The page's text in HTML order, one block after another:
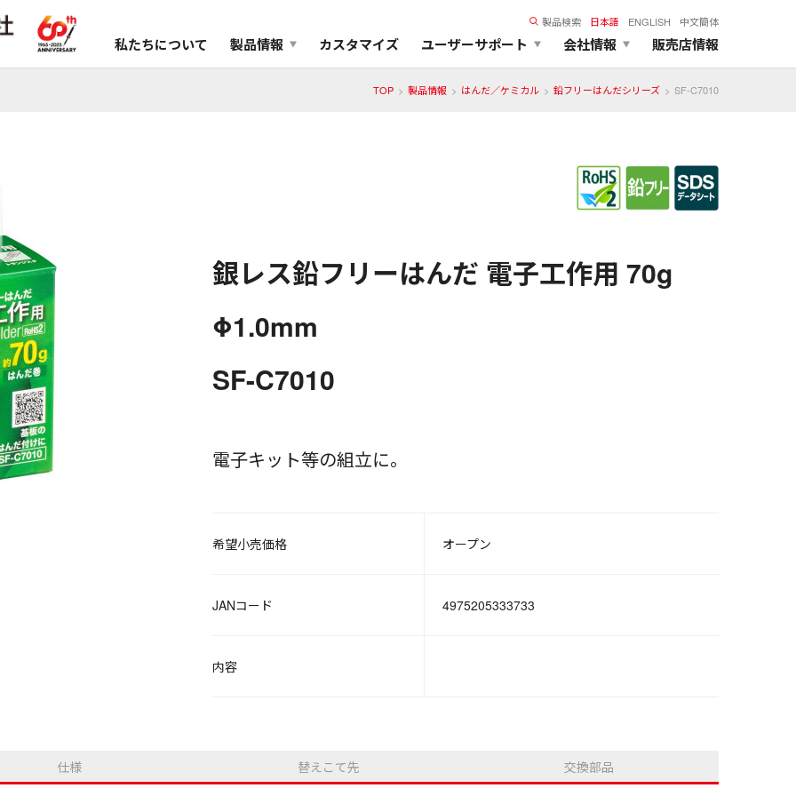
製品検索 日本語 ENGLISH 中文簡体
私たちについて 製品情報 カスタマイズ ユーザーサポート 会社情報 販売店情報
TOP 製品情報 はんだ／ケミカル 鉛フリーはんだシリーズ SF-C7010
銀レス鉛フリーはんだ 電子工作用 70g
Φ1.0mm
SF-C7010
電子キット等の組立に。
希望小売価格 オープン
JANコード 4975205333733
内容
仕様 替えこて先 交換部品